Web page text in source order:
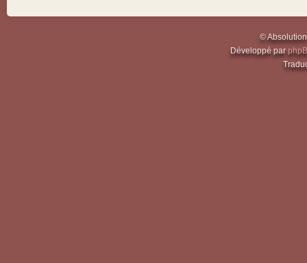
©
Développé par